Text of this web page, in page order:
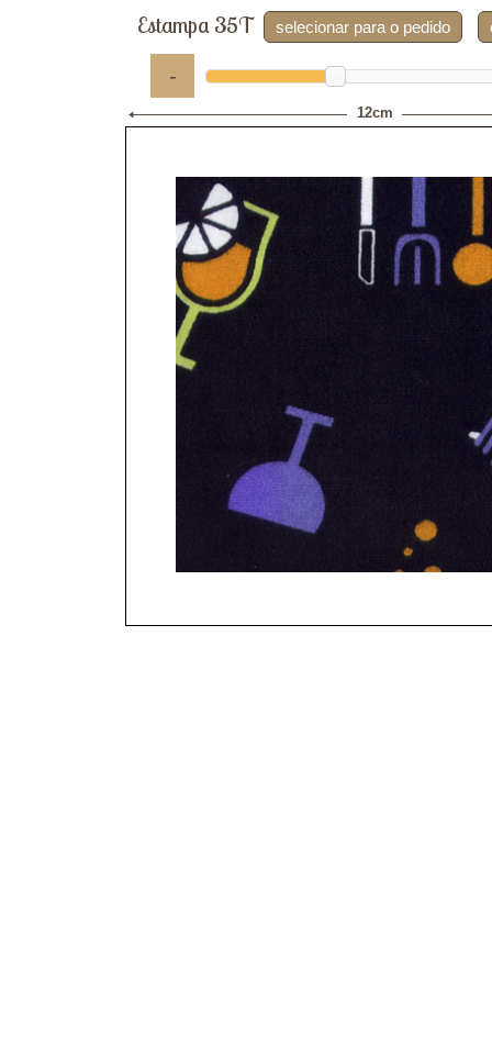
Estampa 35T selecionar para o pedido
-
12cm